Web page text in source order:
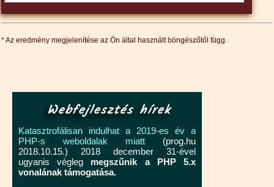
* Az eredmény megjelenítése az Ön által használt böngészőtől függ.
Webfejlesztés hírek
Katasztrofálisan indulhat a 2019-es év a
PHP-s weboldalak miatt (prog.hu
2018.10.15.) 2018 december 31-ével
ugyanis végleg megszűnik a PHP 5.x
vonalának támogatása.